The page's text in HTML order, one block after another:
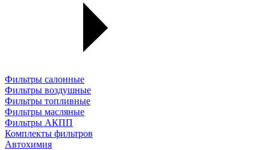
Фильтры салонные
Фильтры воздушные
Фильтры топливные
Фильтры масляные
Фильтры АКПП
Комплекты фильтров
Автохимия